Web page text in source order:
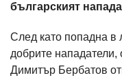
българският
След като попадна в
добрите нападатели,
Димитър Бербатов